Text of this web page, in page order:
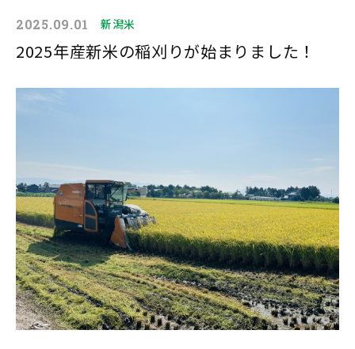
2025.09.01 新潟米
2025年産新米の稲刈りが始まりました！